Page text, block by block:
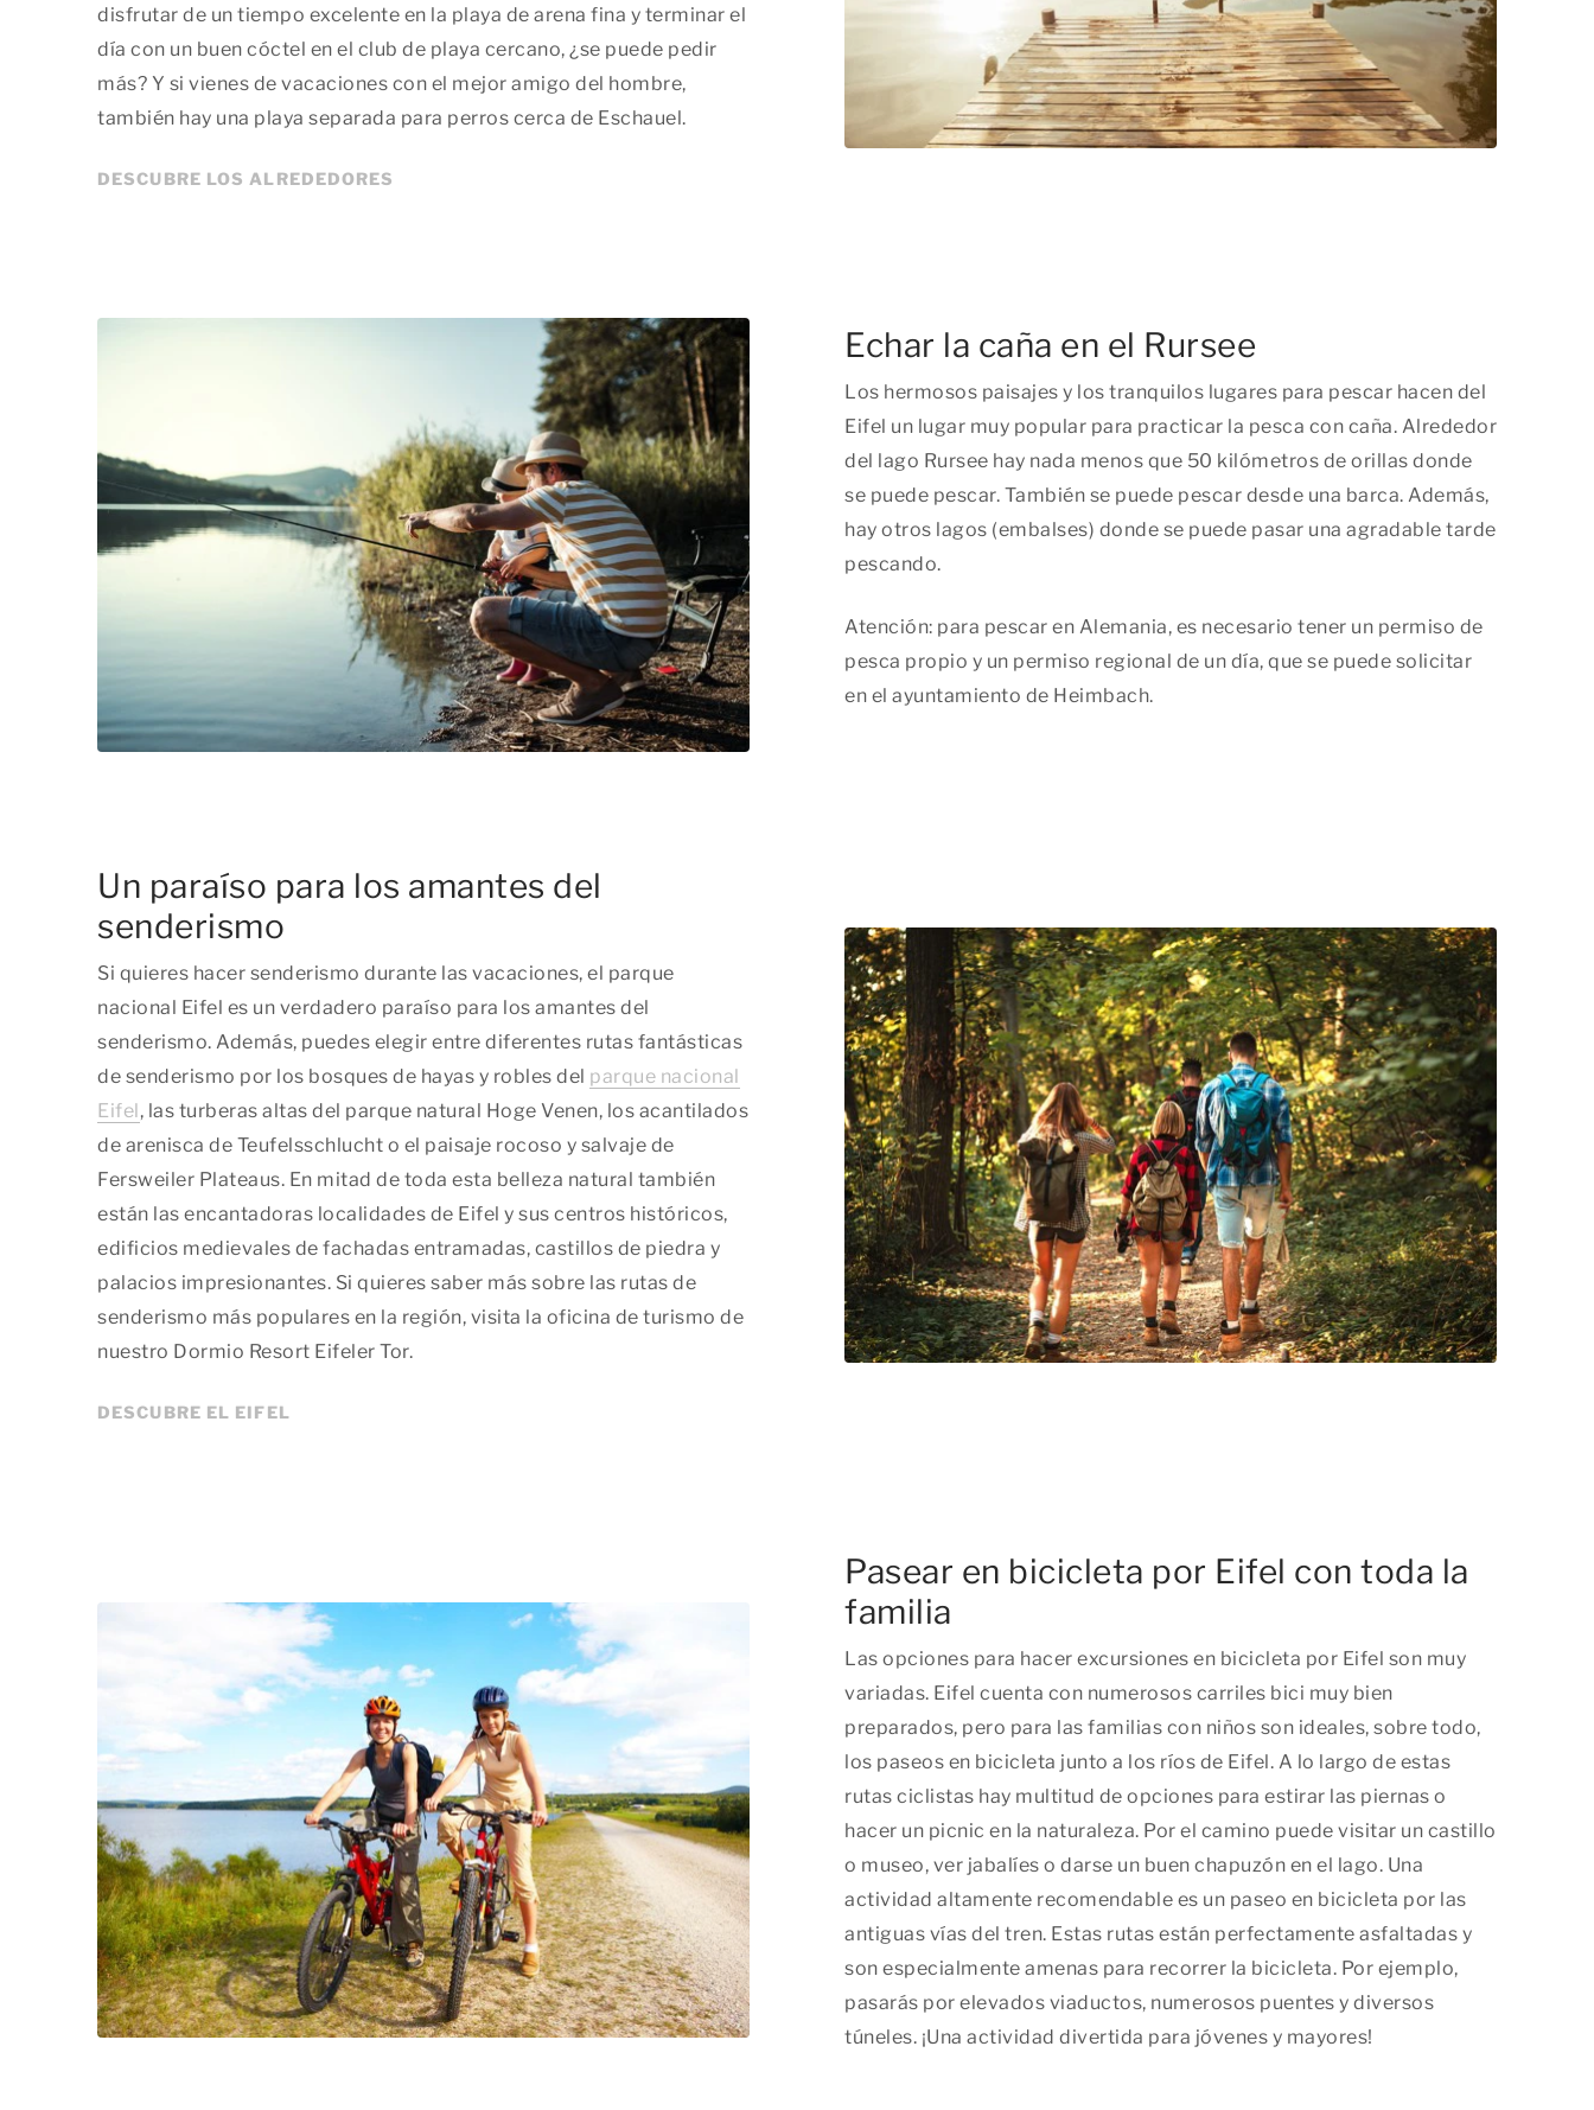
disfrutar de un tiempo excelente en la playa de arena fina y terminar el
día con un buen cóctel en el club de playa cercano, ¿se puede pedir
más? Y si vienes de vacaciones con el mejor amigo del hombre,
también hay una playa separada para perros cerca de Eschauel.
DESCUBRE LOS ALREDEDORES
Echar la caña en el Rursee
Los hermosos paisajes y los tranquilos lugares para pescar hacen del
Eifel un lugar muy popular para practicar la pesca con caña. Alrededor
del lago Rursee hay nada menos que 50 kilómetros de orillas donde
se puede pescar. También se puede pescar desde una barca. Además,
hay otros lagos (embalses) donde se puede pasar una agradable tarde
pescando.
Atención: para pescar en Alemania, es necesario tener un permiso de
pesca propio y un permiso regional de un día, que se puede solicitar
en el ayuntamiento de Heimbach.
Un paraíso para los amantes del
senderismo
Si quieres hacer senderismo durante las vacaciones, el parque
nacional Eifel es un verdadero paraíso para los amantes del
senderismo. Además, puedes elegir entre diferentes rutas fantásticas
de senderismo por los bosques de hayas y robles del parque nacional
Eifel , las turberas altas del parque natural Hoge Venen, los acantilados
de arenisca de Teufelsschlucht o el paisaje rocoso y salvaje de
Fersweiler Plateaus. En mitad de toda esta belleza natural también
están las encantadoras localidades de Eifel y sus centros históricos,
edificios medievales de fachadas entramadas, castillos de piedra y
palacios impresionantes. Si quieres saber más sobre las rutas de
senderismo más populares en la región, visita la oficina de turismo de
nuestro Dormio Resort Eifeler Tor.
DESCUBRE EL EIFEL
Pasear en bicicleta por Eifel con toda la
familia
Las opciones para hacer excursiones en bicicleta por Eifel son muy
variadas. Eifel cuenta con numerosos carriles bici muy bien
preparados, pero para las familias con niños son ideales, sobre todo,
los paseos en bicicleta junto a los ríos de Eifel. A lo largo de estas
rutas ciclistas hay multitud de opciones para estirar las piernas o
hacer un picnic en la naturaleza. Por el camino puede visitar un castillo
o museo, ver jabalíes o darse un buen chapuzón en el lago. Una
actividad altamente recomendable es un paseo en bicicleta por las
antiguas vías del tren. Estas rutas están perfectamente asfaltadas y
son especialmente amenas para recorrer la bicicleta. Por ejemplo,
pasarás por elevados viaductos, numerosos puentes y diversos
túneles. ¡Una actividad divertida para jóvenes y mayores!